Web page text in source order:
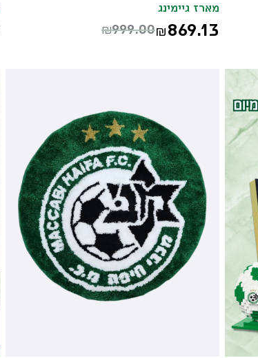
מארז גיימינג
₪869.13
999.00
₪